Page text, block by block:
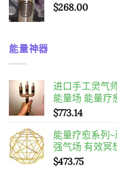
$268.00
能量神器
进口手工灵气
能量场 能量疗
$773.14
能量疗愈系列
强气场 有效冥
$473.75